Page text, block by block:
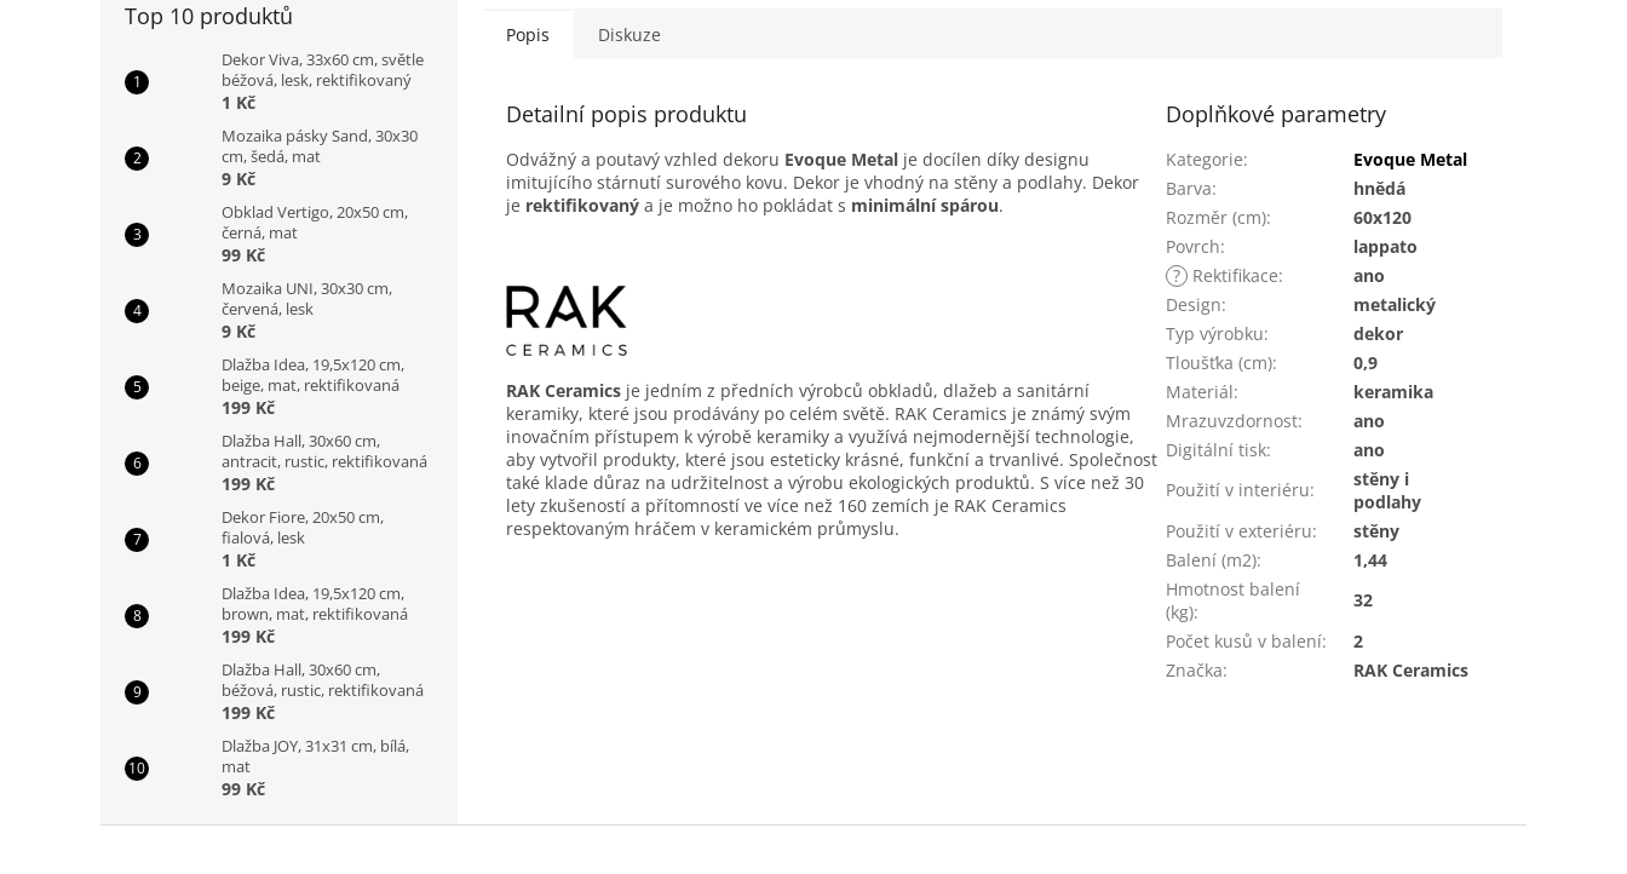
Top 10 produktů
Dekor Viva, 33x60 cm, světle
béžová, lesk, rektifikovaný
1 Kč
Mozaika pásky Sand, 30x30
cm, šedá, mat
9 Kč
Obklad Vertigo, 20x50 cm,
černá, mat
99 Kč
Mozaika UNI, 30x30 cm,
červená, lesk
9 Kč
Dlažba Idea, 19,5x120 cm,
beige, mat, rektifikovaná
199 Kč
Dlažba Hall, 30x60 cm,
antracit, rustic, rektifikovaná
199 Kč
Dekor Fiore, 20x50 cm,
fialová, lesk
1 Kč
Dlažba Idea, 19,5x120 cm,
brown, mat, rektifikovaná
199 Kč
Dlažba Hall, 30x60 cm,
béžová, rustic, rektifikovaná
199 Kč
Dlažba JOY, 31x31 cm, bílá,
mat
99 Kč
Popis Diskuze
Detailní popis produktu
Odvážný a poutavý vzhled dekoru Evoque Metal je docílen díky designu
imitujícího stárnutí surového kovu. Dekor je vhodný na stěny a podlahy. Dekor
je rektifikovaný a je možno ho pokládat s minimální spárou.
RAK Ceramics je jedním z předních výrobců obkladů, dlažeb a sanitární
keramiky, které jsou prodávány po celém světě. RAK Ceramics je známý svým
inovačním přístupem k výrobě keramiky a využívá nejmodernější technologie,
aby vytvořil produkty, které jsou esteticky krásné, funkční a trvanlivé. Společnost
také klade důraz na udržitelnost a výrobu ekologických produktů. S více než 30
lety zkušeností a přítomností ve více než 160 zemích je RAK Ceramics
respektovaným hráčem v keramickém průmyslu.
Doplňkové parametry
Kategorie:
Evoque Metal
Barva:
hnědá
Rozměr (cm):
60x120
Povrch:
lappato
? Rektifikace:
ano
Design:
metalický
Typ výrobku:
dekor
Tloušťka (cm):
0,9
Materiál:
keramika
Mrazuvzdornost:
ano
Digitální tisk:
ano
Použití v interiéru:
stěny i
podlahy
Použití v exteriéru:
stěny
Balení (m2):
1,44
Hmotnost balení
(kg):
32
Počet kusů v balení:
2
Značka: RAK Ceramics